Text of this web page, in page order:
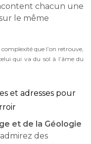
chacun une
le même
que l’on retrouve,
qui va du sol à l’âme du
et adresses pour
et de la Géologie
admirez des